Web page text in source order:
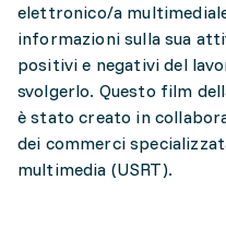
elettronico/a
informazioni sulla sua
positivi e negativi del
svolgerlo. Questo film
è stato creato in
dei commerci
multimedia (USRT).